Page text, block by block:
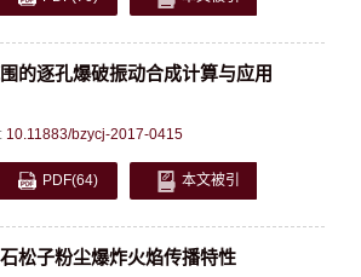
的逐孔爆破振动合成计算与应用
10.11883/bzycj-2017-0415
PDF(64) 本文被引
松子粉尘爆炸火焰传播特性